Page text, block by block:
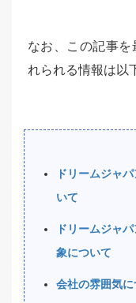
なお、この記事を
れられる情報は以
ドリームジャ
いて
ドリームジャ
象について
会社の雰囲気に